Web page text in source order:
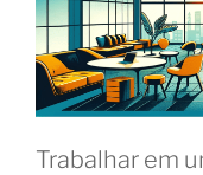
Trabalhar em